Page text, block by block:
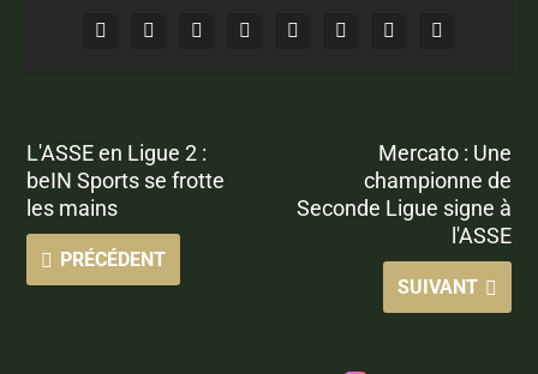
L'ASSE en Ligue 2 :
beIN Sports se frotte
les mains
PRÉCÉDENT
Mercato : Une
championne de
Seconde Ligue signe à
l'ASSE
SUIVANT